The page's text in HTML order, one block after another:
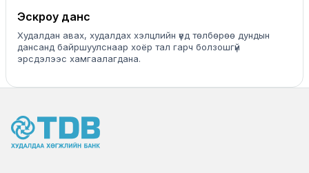
Эскроу данс
Худалдан авах, худалдах хэлцлийн үед төлбөрөө дундын
дансанд байршуулснаар хоёр тал гарч болзошгүй
эрсдэлээс хамгаалагдана.